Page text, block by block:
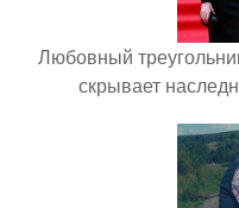
Любовный
скрывает